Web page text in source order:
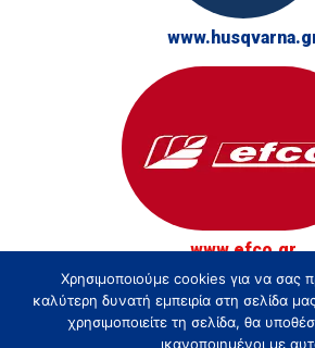
www.efco.gr
© Τσακίρης - Αγρός, Κήπος
Χρησιμοποιούμε cookies για να σας
καλύτερη δυνατή εμπειρία στη σελίδα
χρησιμοποιείτε τη σελίδα, θα
ικανοποιημένοι με